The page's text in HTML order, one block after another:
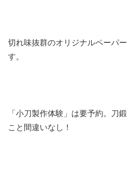
切れ味抜群のオリジナルペーパ
す。
「小刀製作体験」は要予約。刀
こと間違いなし！